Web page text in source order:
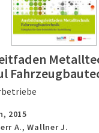
2015
A., Wallner J.